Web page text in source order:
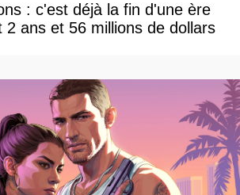
: c'est déjà la fin d'une ère
2 ans et 56 millions de dollars